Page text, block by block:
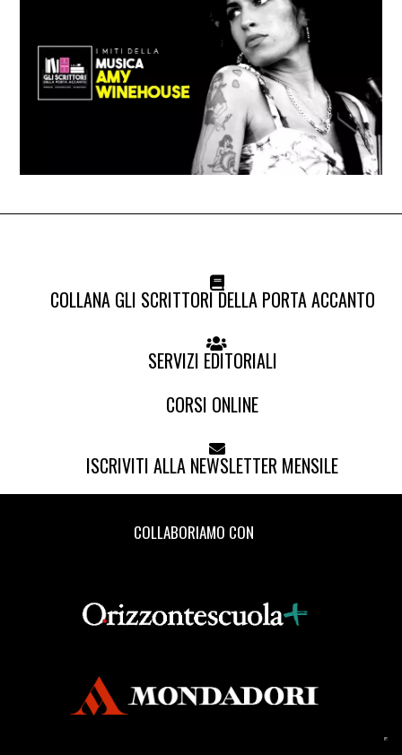
COLLANA GLI SCRITTORI DELLA PORTA ACCANTO
SERVIZI EDITORIALI
CORSI ONLINE
ISCRIVITI ALLA NEWSLETTER MENSILE
COLLABORIAMO CON